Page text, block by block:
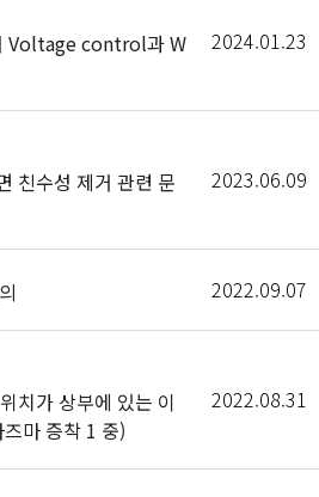
Voltage control과 W
2024.01.23
친수성 제거 관련 문
2023.06.09
2022.09.07
치가 상부에 있는 이
마 증착 1 중)
2022.08.31